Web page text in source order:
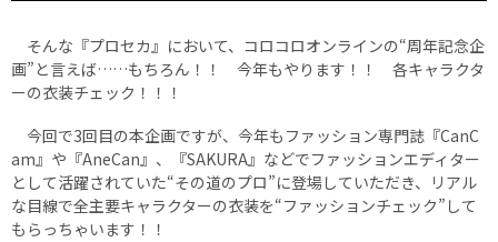
そんな『プロセカ』において、コロコロオンラインの“周年記念企
画”と言えば……もちろん！！ 今年もやります！！ 各キャラクタ
ーの衣装チェック！！！
今回で3回目の本企画ですが、今年もファッション専門誌『CanC
am』や『AneCan』、『SAKURA』などでファッションエディター
として活躍されていた“その道のプロ”に登場していただき、リアル
な目線で全主要キャラクターの衣装を“ファッションチェック”して
もらっちゃいます！！